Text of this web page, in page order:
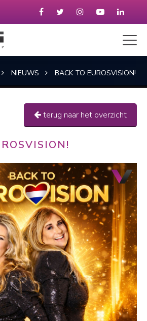
NIEUWS BACK TO EUROSVISION!
terug naar het overzicht